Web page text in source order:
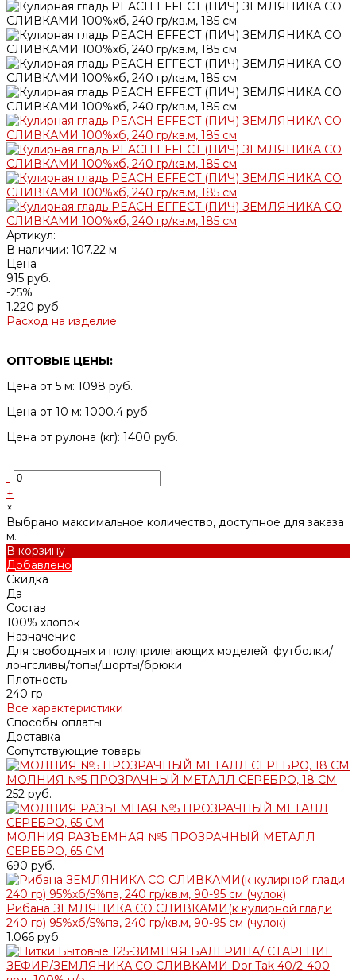
Артикул:
В наличии: 107.22 м
Цена
915 руб.
-25%
1.220 руб.
Расход на изделие
ОПТОВЫЕ ЦЕНЫ:
Цена от 5 м: 1098 руб.
Цена от 10 м: 1000.4 руб.
Цена от рулона (кг): 1400 руб.
-
+
×
Выбрано максимальное количество, доступное для заказа
м.
В корзину
Добавлено
Скидка
Да
Состав
100% хлопок
Назначение
Для свободных и полуприлегающих моделей: футболки/
лонгсливы/топы/шорты/брюки
Плотность
240 гр
Все характеристики
Способы оплаты
Доставка
Сопутствующие товары
МОЛНИЯ №5 ПРОЗРАЧНЫЙ МЕТАЛЛ СЕРЕБРО, 18 СМ
252 руб.
МОЛНИЯ РАЗЪЕМНАЯ №5 ПРОЗРАЧНЫЙ МЕТАЛЛ
СЕРЕБРО, 65 СМ
690 руб.
Рибана ЗЕМЛЯНИКА СО СЛИВКАМИ(к кулирной глади
240 гр) 95%хб/5%пэ, 240 гр/кв.м, 90-95 см (чулок)
1.066 руб.